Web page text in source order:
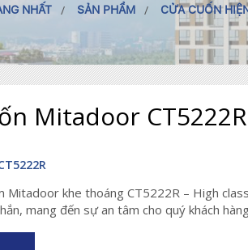
NHẤT SẢN PHẨM CỬA CUỐN
Mitadoor
Mitadoor khe thoáng CT5222R – High
mang đến sự an tâm cho quý khách